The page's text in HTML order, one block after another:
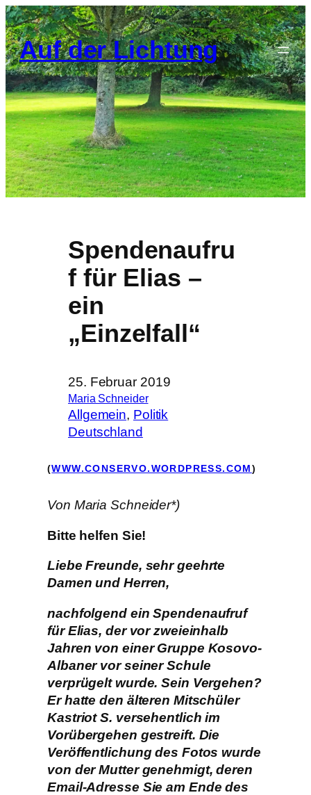
Zum
Inhalt
springen
Auf der Lichtung
Spendenaufru
f für Elias –
ein
„Einzelfall“
25. Februar 2019
Maria Schneider
Allgemein, Politik
Deutschland
(WWW.CONSERVO.WORDPRESS.COM)
Von Maria Schneider*)
Bitte helfen Sie!
Liebe Freunde, sehr geehrte
Damen und Herren,
nachfolgend ein Spendenaufruf
für Elias, der vor zweieinhalb
Jahren von einer Gruppe Kosovo-
Albaner vor seiner Schule
verprügelt wurde. Sein Vergehen?
Er hatte den älteren Mitschüler
Kastriot S. versehentlich im
Vorübergehen gestreift. Die
Veröffentlichung des Fotos wurde
von der Mutter genehmigt, deren
Email-Adresse Sie am Ende des